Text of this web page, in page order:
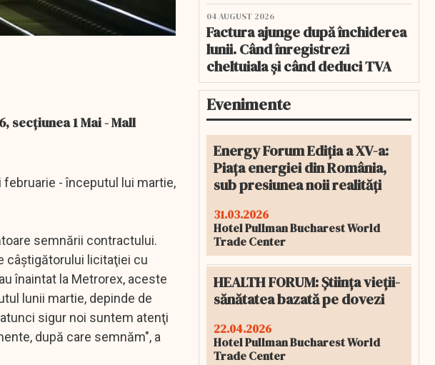
secțiunea 1 Mai - Mall
- începutul lui martie,
semnării contractului.
câştigătorului licitaţiei cu
înaintat la Metrorex, aceste
lunii martie, depinde de
sigur noi suntem atenţi
după care semnăm", a
04 AUGUST 2026
Factura ajunge după închiderea
lunii. Când înregistrezi
cheltuiala și când deduci TVA
Evenimente
Energy Forum Ediția a XV-a:
Piața energiei din România,
sub presiunea noii realități
31.03.2026
Hotel Pullman Bucharest World
Trade Center
HEALTH FORUM: Știința vieții-
sănătatea bazată pe dovezi
22.04.2026
Hotel Pullman Bucharest World
Trade Center